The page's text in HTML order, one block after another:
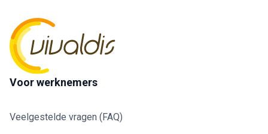
Voor werknemers
Veelgestelde vragen (FAQ)